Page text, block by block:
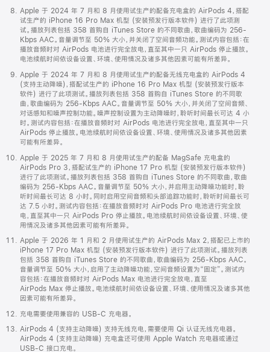
Apple 于 2024 年 7 月和 8 月使用试生产的配备充电盒的 AirPods 4，搭配
试生产的 iPhone 16 Pro Max 机型 (安装预发行版本软件) 进行了此项测
试。播放列表包括 358 首购自 iTunes Store 的不同歌曲，歌曲编码为 256-
Kbps AAC。音量调节至 50% 大小，并关闭了空间音频功能。测试内容包括：在
播放音频时对 AirPods 电池进行完全放电，直至其中一只 AirPods 停止播放。
电池续航时间依设备设置、环境、使用情况及诸多其他因素可能有所差异。
Apple 于 2024 年 7 月和 8 月使用试生产的配备无线充电盒的 AirPods 4
(支持主动降噪)，搭配试生产的 iPhone 16 Pro Max 机型 (安装预发行版本
软件) 进行了此项测试。播放列表包括 358 首购自 iTunes Store 的不同歌
曲，歌曲编码为 256-Kbps AAC。音量调节至 50% 大小，并关闭了空间音频、
对话感知和噪声控制功能。噪声控制设置为主动降噪时，聆听时间最长可达 4 小
时。测试内容包括：在播放音频时对 AirPods 电池进行完全放电，直至其中一只
AirPods 停止播放。电池续航时间依设备设置、环境、使用情况及诸多其他因素
可能有所差异。
Apple 于 2025 年 7 月和 8 月使用试生产的配备 MagSafe 充电盒的
AirPods Pro 3，搭配试生产的 iPhone 17 Pro 机型 (安装预发行版本软件)
进行了此项测试。播放列表包括 358 首购自 iTunes Store 的不同歌曲，歌曲
编码为 256-Kbps AAC。音量调节至 50% 大小，并启用主动降噪功能时，聆
听时间最长可达 8 小时。同时启用空间音频和头部追踪功能时，聆听时间最长可
达 7.5 小时。测试内容包括：在播放音频时对 AirPods Pro 电池进行完全放
电，直至其中一只 AirPods Pro 停止播放。电池续航时间依设备设置、环境、使
用情况及诸多其他因素可能有所差异。
Apple 于 2026 年 1 月和 2 月使用试生产的 AirPods Max 2，搭配已上市的
iPhone 17 Pro Max 机型 (安装预发行版本软件) 进行了此项测试。播放列表
包括 358 首购自 iTunes Store 的不同歌曲，歌曲编码为 256-Kbps AAC。
音量调节至 50% 大小，启用了主动降噪功能，空间音频设置为“固定”。测试内
容包括：在播放音频时对 AirPods Max 电池进行完全放电，直至
AirPods Max 停止播放。电池续航时间依设备设置、环境、使用情况及诸多其他
因素可能有所差异。
充电需要使用兼容的 USB-C 充电器。
AirPods 4 (支持主动降噪) 支持无线充电，需要使用 Qi 认证无线充电器。
AirPods 4 (支持主动降噪) 充电盒还可使用 Apple Watch 充电器或通过
USB-C 接口充电。